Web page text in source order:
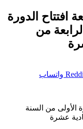
افتتاح الدورة
من
واتساب
الأولى من السنة
عشرة